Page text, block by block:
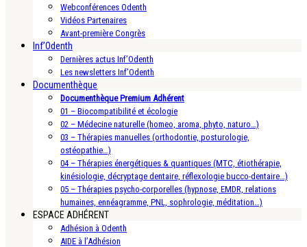
Webconférences Odenth
Vidéos Partenaires
Avant-première Congrès
Inf’Odenth
Dernières actus Inf’Odenth
Les newsletters Inf’Odenth
Documenthèque
Documenthèque Premium Adhérent
01 – Biocompatibilité et écologie
02 – Médecine naturelle (homeo, aroma, phyto, naturo…)
03 – Thérapies manuelles (orthodontie, posturologie,
ostéopathie…)
04 – Thérapies énergétiques & quantiques (MTC, étiothérapie,
kinésiologie, décryptage dentaire, réflexologie bucco-dentaire…)
05 – Thérapies psycho-corporelles (hypnose, EMDR, relations
humaines, ennéagramme, PNL, sophrologie, méditation…)
ESPACE ADHÉRENT
Adhésion à Odenth
AIDE à l’Adhésion